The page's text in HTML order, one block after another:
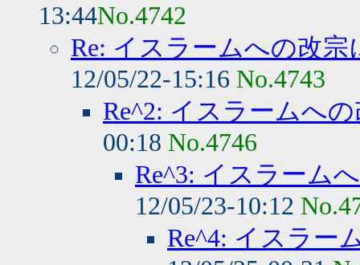
13:44No.4742
Re: イスラームへの改
12/05/22-15:16 No.4743
Re^2: イスラームへ
00:18 No.4746
Re^3: イスラーム
12/05/23-10:12
Re^4: イスラー